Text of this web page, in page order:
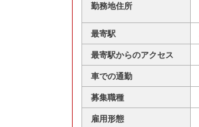
勤務地住所
最寄駅
最寄駅からのアクセス
車での通勤
募集職種
雇用形態